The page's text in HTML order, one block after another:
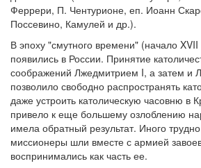
Феррери, П. Чентурионе, еп. Иоанн
Поссевино, Камулей и др.).
В эпоху "смутного времени" (начало XVII
появились в России. Принятие
соображений Лжедмитрием I, а затем и
позволило свободно распространять
даже устроить католическую часовню в
привело к еще большему озлоблению
имела обратный результат. Иного
миссионеры шли вместе с армией
воспринимались как часть ее.